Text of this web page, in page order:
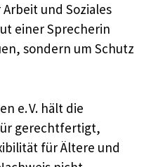
und Soziales
einer Sprecherin
sondern um Schutz
e. V. hält die
gerechtfertigt,
für Ältere und